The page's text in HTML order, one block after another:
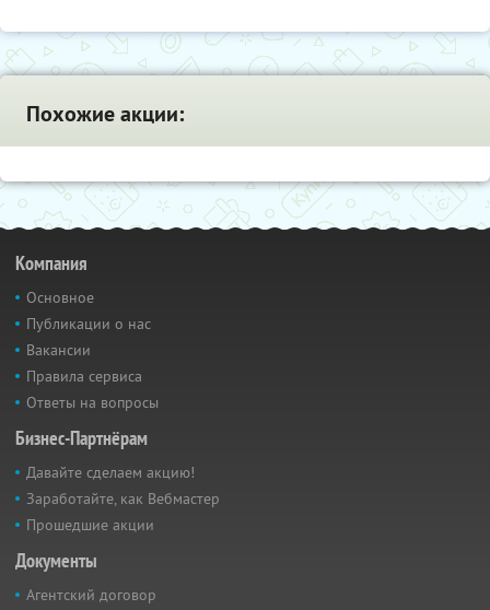
Похожие акции:
Компания
Основное
Публикации о нас
Вакансии
Правила сервиса
Ответы на вопросы
Бизнес-Партнёрам
Давайте сделаем акцию!
Заработайте, как Вебмастер
Прошедшие акции
Документы
Агентский договор